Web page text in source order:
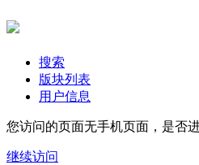
搜索
版块列表
用户信息
您访问的页面无手机页面，是否
继续访问